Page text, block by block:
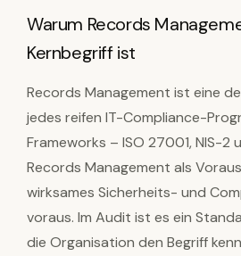
Warum Records
Kernbegriff ist
Records Management ist eine
jedes reifen IT-Compliance-
Frameworks – ISO 27001, NIS-2
Records Management als
wirksames Sicherheits- und
voraus. Im Audit ist es ein
die Organisation den Begriff